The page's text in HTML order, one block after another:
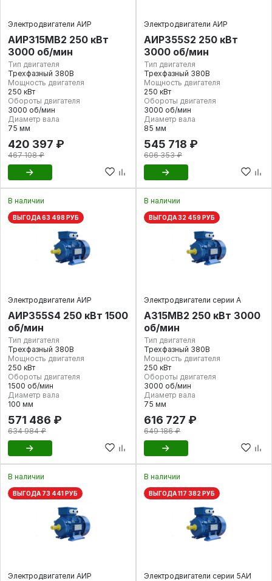
Электродвигатели АИР
АИР315МВ2 250 кВт
3000 об/мин
Тип двигателя
Трехфазный 380В
Мощность двигателя
250 кВт
Обороты двигателя
3000 об/мин
Диаметр вала
75 мм
420 397 ₽
467 108 ₽
Электродвигатели АИР
АИР355S2 250 кВт
3000 об/мин
Тип двигателя
Трехфазный 380В
Мощность двигателя
250 кВт
Обороты двигателя
3000 об/мин
Диаметр вала
85 мм
545 718 ₽
606 353 ₽
В наличии
ВЫГОДА 63 498 РУБ
Электродвигатели АИР
АИР355S4 250 кВт 1500
об/мин
Тип двигателя
Трехфазный 380В
Мощность двигателя
250 кВт
Обороты двигателя
1500 об/мин
Диаметр вала
100 мм
571 486 ₽
634 984 ₽
В наличии
ВЫГОДА 32 459 РУБ
Электродвигатели серии А
А315MВ2 250 кВт 3000
об/мин
Тип двигателя
Трехфазный 380В
Мощность двигателя
250 кВт
Обороты двигателя
3000 об/мин
Диаметр вала
75 мм
616 727 ₽
649 186 ₽
В наличии
ВЫГОДА 73 441 РУБ
Электродвигатели АИР
В наличии
ВЫГОДА 117 382 РУБ
Электродвигатели серии 5АИ